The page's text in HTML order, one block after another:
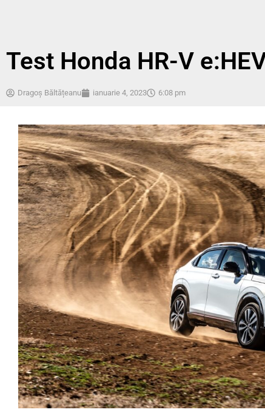
Test Honda HR-V
Dragoș Băltățeanu ianuarie 4, 2023 6:08 pm